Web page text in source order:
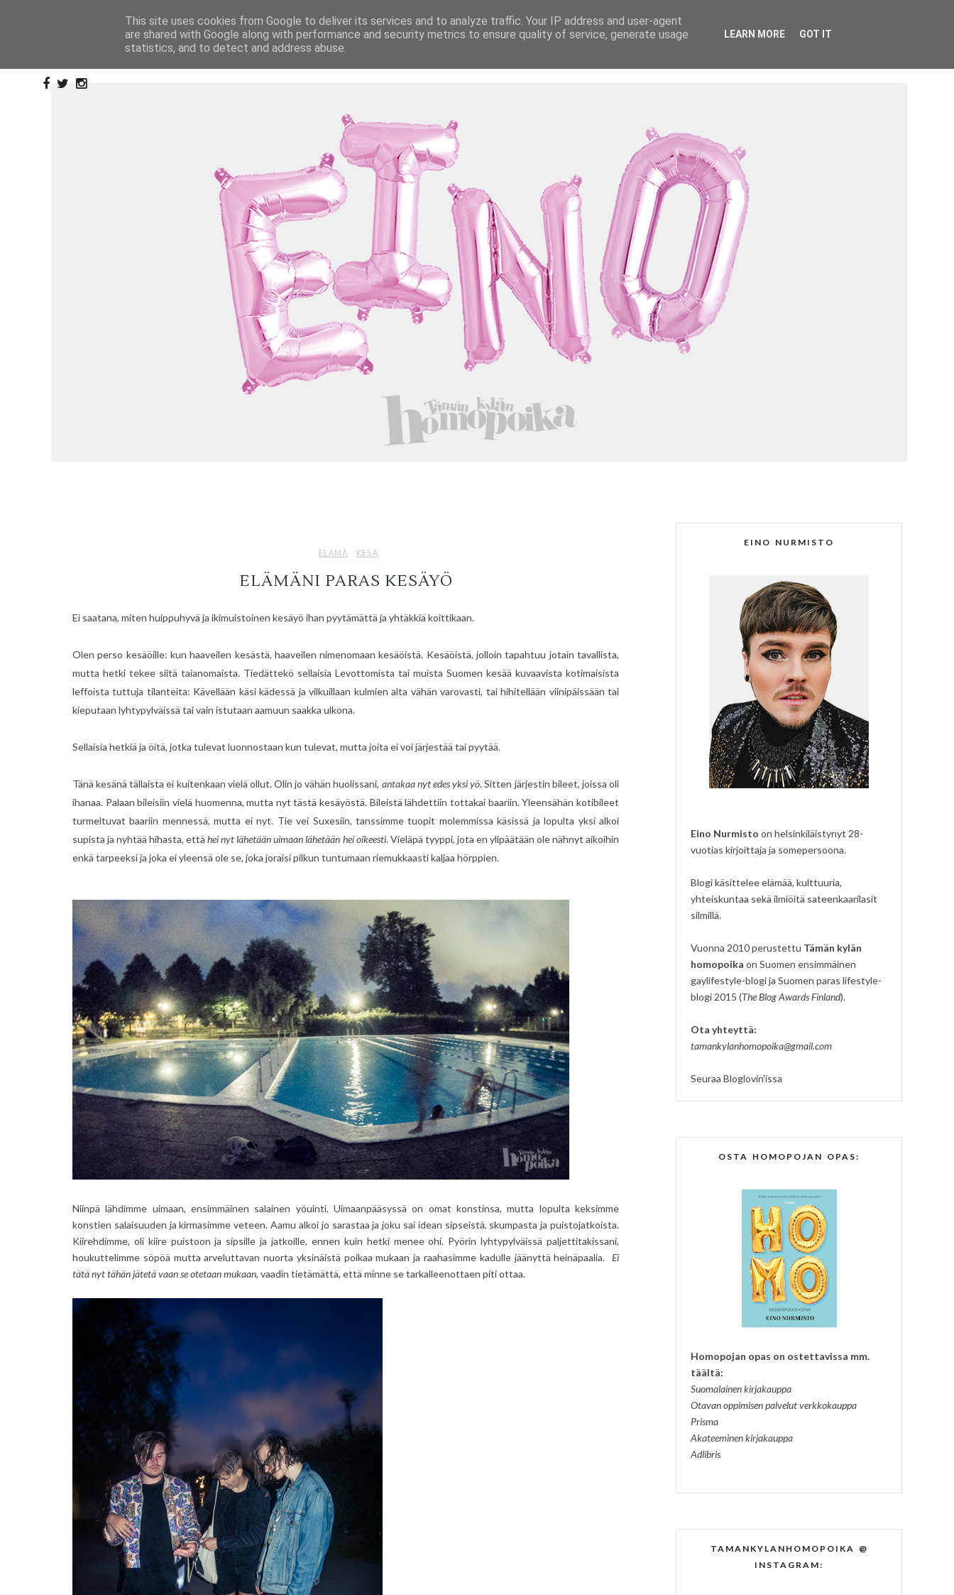
ELÄMÄ KESÄ
ELÄMÄNI PARAS KESÄYÖ
Ei saatana, miten huippuhyvä ja ikimuistoinen kesäyö ihan pyytämättä ja yhtäkkiä koittikaan.
Olen perso kesäöille: kun haaveilen kesästä, haaveilen nimenomaan kesäöistä. Kesäöistä, jolloin tapahtuu jotain tavallista,
mutta hetki tekee siitä taianomaista. Tiedättekö sellaisia Levottomista tai muista Suomen kesää kuvaavista kotimaisista
leffoista tuttuja tilanteita: Kävellään käsi kädessä ja vilkuillaan kulmien alta vähän varovasti, tai hihitellään viinipäissään tai
kieputaan lyhtypylväissä tai vain istutaan aamuun saakka ulkona.
Sellaisia hetkiä ja öitä, jotka tulevat luonnostaan kun tulevat, mutta joita ei voi järjestää tai pyytää.
Tänä kesänä tällaista ei kuitenkaan vielä ollut. Olin jo vähän huolissani, antakaa nyt edes yksi yö. Sitten järjestin bileet, joissa oli
ihanaa. Palaan bileisiin vielä huomenna, mutta nyt tästä kesäyöstä. Bileistä lähdettiin tottakai baariin. Yleensähän kotibileet
turmeltuvat baariin mennessä, mutta ei nyt. Tie vei Suxesiin, tanssimme tuopit molemmissa käsissä ja lopulta yksi alkoi
supista ja nyhtää hihasta, ettähei nyt lähetään uimaan lähetään hei oikeesti. Vieläpä tyyppi, jota en ylipäätään ole nähnyt aikoihin
enkä tarpeeksi ja joka ei yleensä ole se, joka joraisi pilkun tuntumaan riemukkaasti kaljaa hörppien.
Niinpä lähdimme uimaan, ensimmäinen salainen yöuinti. Uimaanpääsyssä on omat konstinsa, mutta lopulta keksimme
konstien salaisuuden ja kirmasimme veteen. Aamu alkoi jo sarastaa ja joku sai idean sipseistä, skumpasta ja puistojatkoista.
Kiirehdimme, oli kiire puistoon ja sipsille ja jatkoille, ennen kuin hetki menee ohi. Pyörin lyhtypylväissä paljettitakissani,
houkuttelimme söpöä mutta arveluttavan nuorta yksinäistä poikaa mukaan ja raahasimme kadulle jäänyttä heinäpaalia. Ei
tätä nyt tähän jätetä vaan se otetaan mukaan, vaadin tietämättä, että minne se tarkalleenottaen piti ottaa.
EINO NURMISTO
Eino Nurmisto on helsinkiläistynyt 28-
vuotias kirjoittaja ja somepersoona.
Blogi käsittelee elämää, kulttuuria,
yhteiskuntaa sekä ilmiöitä sateenkaarilasit
silmillä.
Vuonna 2010 perustettu Tämän kylän
homopoika on Suomen ensimmäinen
gaylifestyle-blogi ja Suomen paras lifestyle-
blogi 2015 (The Blog Awards Finland).
Ota yhteyttä:
tamankylanhomopoika@gmail.com
Seuraa Bloglovin'issa
OSTA HOMOPOJAN OPAS:
Homopojan opas on ostettavissa mm.
täältä:
Suomalainen kirjakauppa
Otavan oppimisen palvelut verkkokauppa
Prisma
Akateeminen kirjakauppa
Adlibris
TAMANKYLANHOMOPOIKA @
INSTAGRAM:
This site uses cookies from Google to deliver its services and to analyze traffic. Your IP address and user-agent
are shared with Google along with performance and security metrics to ensure quality of service, generate usage
statistics, and to detect and address abuse.
LEARN MORE GOT IT